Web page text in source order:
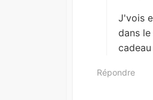
J'vois
dans
Répondre